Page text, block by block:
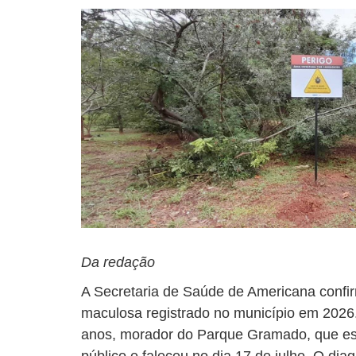
Da redação
A Secretaria de Saúde de Americana
maculosa registrado no município em
anos, morador do Parque Gramado, que